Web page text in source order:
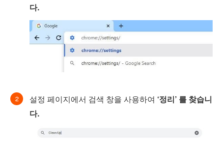
다.
설정 페이지에서 검색 창을 사용하여 ‘정리’ 를 찾습니
다.